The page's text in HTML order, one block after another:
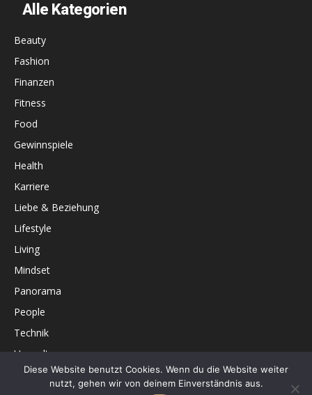
Alle Kategorien
Beauty
Fashion
Finanzen
Fitness
Food
Gewinnspiele
Health
Karriere
Liebe & Beziehung
Lifestyle
Living
Mindset
Panorama
People
Technik
Umwelt
Unterhaltung
Diese Website benutzt Cookies. Wenn du die Website weiter
nutzt, gehen wir von deinem Einverständnis aus.